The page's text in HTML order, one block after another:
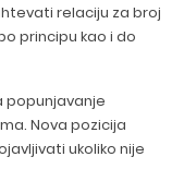
relaciju za broj
principu kao i do
popunjavanje
Nova pozicija
ukoliko nije